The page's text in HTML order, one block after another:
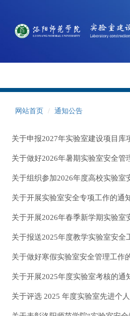
网站首页 通知公告
关于开展实验室安全专项工作的通
关于做好寒假实验室安全管理工作
关于开展2025年度实验室考核的通
关于评选 2025 年度实验室先进个